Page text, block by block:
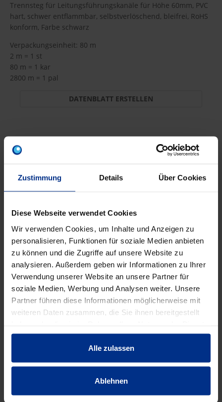
Zustimmung Details Über Cookies
Diese Webseite verwendet Cookies
Wir verwenden Cookies, um Inhalte und Anzeigen zu
personalisieren, Funktionen für soziale Medien anbieten
zu können und die Zugriffe auf unsere Website zu
analysieren. Außerdem geben wir Informationen zu Ihrer
Verwendung unserer Website an unsere Partner für
soziale Medien, Werbung und Analysen weiter. Unsere
Partner führen diese Informationen möglicherweise mit
weiteren Daten zusammen, die Sie ihnen bereitgestellt
gesammelt haben.
Alle zulassen
Ablehnen
Trennsteg für Leitungsführungskanäle für Höhe 60mm, PVC
hart, schwer entflammbar, selbstverlöschend, bleifrei, RoHS
konform, Farbe schwarz
Verpackungseinheit: 80 m
2 m = 1 st
80 m = 1 kar
2800 m = 1 pal
DATENBLATT ERSTELLEN
LFK-TS60
2,50 € A9F
EIGENSCHAFTEN
Ausführung Einzel
anthrazit
Nein